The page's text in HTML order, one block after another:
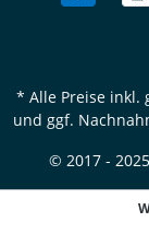
* Alle Preise inkl.
und ggf.
© 2017 -